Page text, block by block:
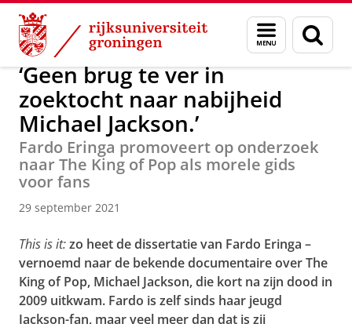
Skip
Content
Skip
Navigation
Menu
en
zoeken
Faculteit Religie, Cultuur en Maatschappij Nieuwsarchief
‘Geen brug te ver in
zoektocht naar nabijheid
Michael Jackson.’
Fardo Eringa promoveert op onderzoek
naar The King of Pop als morele gids
voor fans
29 september 2021
This is it:zo heet de dissertatie van Fardo Eringa –
vernoemd naar de bekende documentaire over The
King of Pop, Michael Jackson, die kort na zijn dood in
2009 uitkwam. Fardo is zelf sinds haar jeugd
Jackson-fan, maar veel meer dan dat is zij